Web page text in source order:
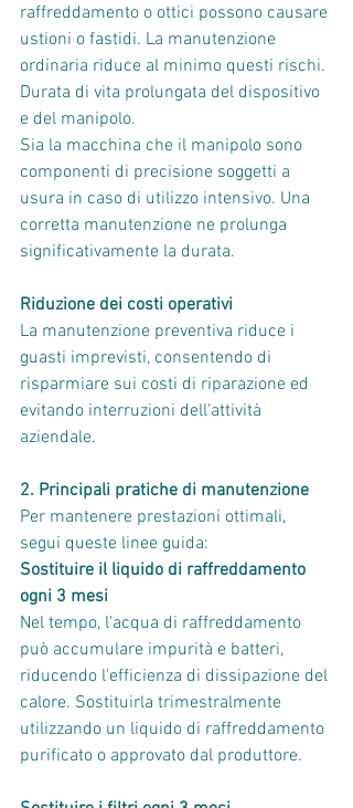
raffreddamento o ottici possono causare
ustioni o fastidi. La manutenzione
ordinaria riduce al minimo questi rischi.
Durata di vita prolungata del dispositivo
e del manipolo.
Sia la macchina che il manipolo sono
componenti di precisione soggetti a
usura in caso di utilizzo intensivo. Una
corretta manutenzione ne prolunga
significativamente la durata.
Riduzione dei costi operativi
La manutenzione preventiva riduce i
guasti imprevisti, consentendo di
risparmiare sui costi di riparazione ed
evitando interruzioni dell'attività
aziendale.
2. Principali pratiche di manutenzione
Per mantenere prestazioni ottimali,
segui queste linee guida:
Sostituire il liquido di raffreddamento
ogni 3 mesi
Nel tempo, l'acqua di raffreddamento
può accumulare impurità e batteri,
riducendo l'efficienza di dissipazione del
calore. Sostituirla trimestralmente
utilizzando un liquido di raffreddamento
purificato o approvato dal produttore.